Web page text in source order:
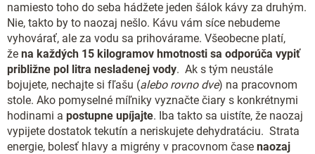
namiesto toho do seba hádžete jeden šálok kávy za druhým.
Nie, takto by to naozaj nešlo. Kávu vám síce nebudeme
vyhovárať, ale za vodu sa prihovárame. Všeobecne platí,
že na každých 15 kilogramov hmotnosti sa odporúča vypiť
približne pol litra nesladenej vody. Ak s tým neustále
bojujete, nechajte si fľašu (alebo rovno dve) na pracovnom
stole. Ako pomyselné míľniky vyznačte čiary s konkrétnymi
hodinami a postupne upíjajte. Iba takto sa uistíte, že naozaj
vypijete dostatok tekutín a neriskujete dehydratáciu. Strata
energie, bolesť hlavy a migrény v pracovnom čase naozaj